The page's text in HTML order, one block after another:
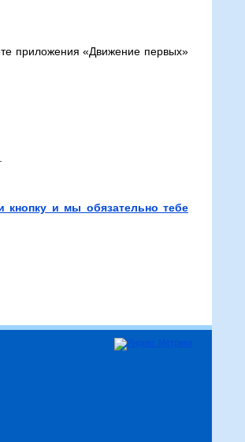
приложения «Движение первых»
кнопку и мы обязательно тебе